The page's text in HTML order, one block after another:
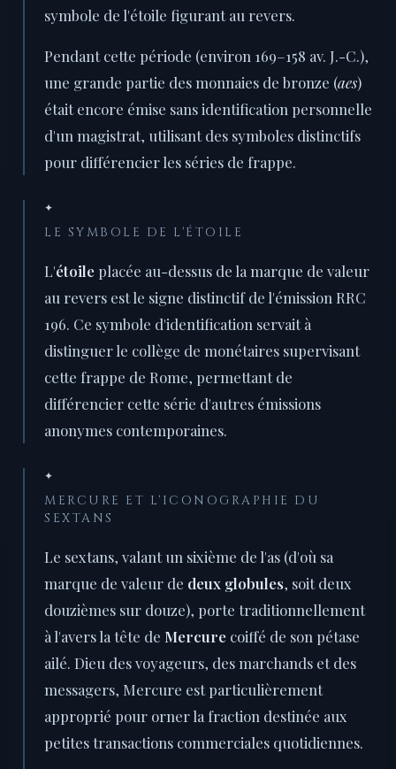
symbole de l'étoile figurant au revers.
Pendant cette période (environ 169–158 av. J.-C.),
une grande partie des monnaies de bronze (aes)
était encore émise sans identification personnelle
d'un magistrat, utilisant des symboles distinctifs
pour différencier les séries de frappe.
✦
LE SYMBOLE DE L'ÉTOILE
L'étoile placée au-dessus de la marque de valeur
au revers est le signe distinctif de l'émission RRC
196. Ce symbole d'identification servait à
distinguer le collège de monétaires supervisant
cette frappe de Rome, permettant de
différencier cette série d'autres émissions
anonymes contemporaines.
✦
MERCURE ET L'ICONOGRAPHIE DU
SEXTANS
Le sextans, valant un sixième de l'as (d'où sa
marque de valeur de deux globules, soit deux
douzièmes sur douze), porte traditionnellement
à l'avers la tête de Mercure coiffé de son pétase
ailé. Dieu des voyageurs, des marchands et des
messagers, Mercure est particulièrement
approprié pour orner la fraction destinée aux
petites transactions commerciales quotidiennes.